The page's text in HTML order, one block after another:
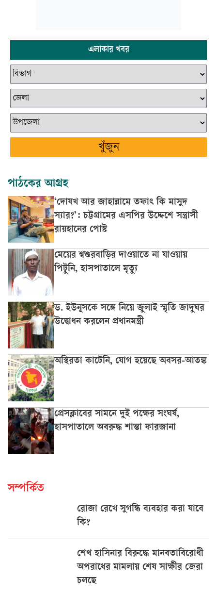
এলাকার খবর
খুঁজুন
পাঠকের আগ্রহ
‘দোযখ আর জাহান্নামে তফাৎ কি মাসুদ
স্যার?’: চট্টগ্রামের এসপির উদ্দেশে সন্ত্রাসী
রায়হানের পোস্ট
মেয়ের শ্বশুরবাড়ির দাওয়াতে না যাওয়ায়
পিটুনি, হাসপাতালে মৃত্যু
ড. ইউনূসকে সঙ্গে নিয়ে জুলাই স্মৃতি জাদুঘর
উদ্বোধন করলেন প্রধানমন্ত্রী
অস্থিরতা কাটেনি, যোগ হয়েছে অবসর-আতঙ্ক
প্রেসক্লাবের সামনে দুই পক্ষের সংঘর্ষ,
হাসপাতালে অবরুদ্ধ শান্তা ফারজানা
সম্পর্কিত
রোজা রেখে সুগন্ধি ব্যবহার করা যাবে
কি?
শেখ হাসিনার বিরুদ্ধে মানবতাবিরোধী
অপরাধের মামলায় শেষ সাক্ষীর জেরা
চলছে